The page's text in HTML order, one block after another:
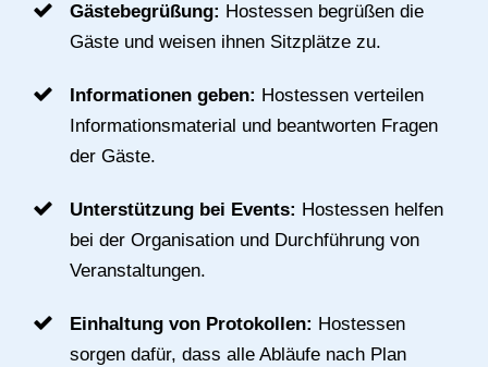
Gästebegrüßung: Hostessen begrüßen die
Gäste und weisen ihnen Sitzplätze zu.
Informationen geben: Hostessen verteilen
Informationsmaterial und beantworten Fragen
der Gäste.
Unterstützung bei Events: Hostessen helfen
bei der Organisation und Durchführung von
Veranstaltungen.
Einhaltung von Protokollen: Hostessen
sorgen dafür, dass alle Abläufe nach Plan